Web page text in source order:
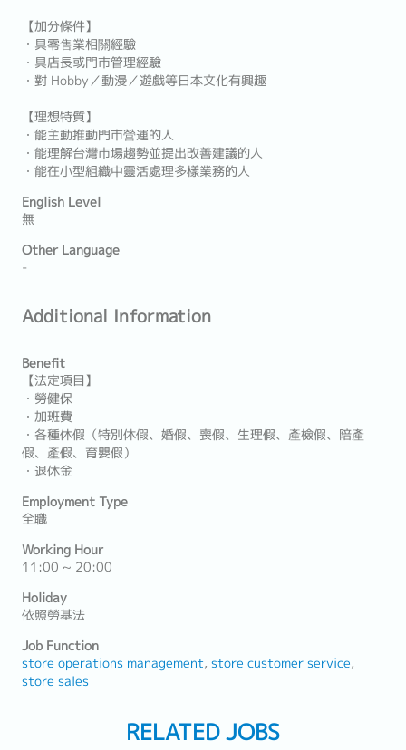
【加分條件】
・具零售業相關經驗
・具店長或門市管理經驗
・對 Hobby／動漫／遊戲等日本文化有興趣
【理想特質】
・能主動推動門市營運的人
・能理解台灣市場趨勢並提出改善建議的人
・能在小型組織中靈活處理多樣業務的人
English Level
無
Other Language
-
Additional Information
Benefit
【法定項目】
・勞健保
・加班費
・各種休假（特別休假、婚假、喪假、生理假、產檢假、陪產
假、產假、育嬰假）
・退休金
Employment Type
全職
Working Hour
11:00 ~ 20:00
Holiday
依照勞基法
Job Function
store operations management store customer service
store sales
RELATED JOBS